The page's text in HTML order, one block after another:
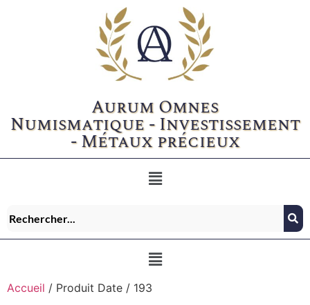
Aurum Omnes
Numismatique - Investissement
- Métaux précieux
Accueil / Produit Date / 193